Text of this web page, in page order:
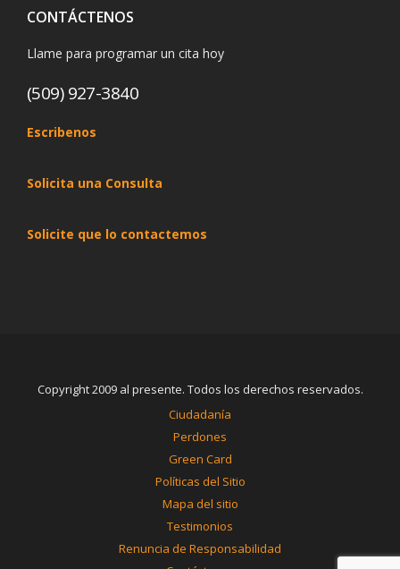
CONTÁCTENOS
Llame para programar un cita hoy
(509) 927-3840
Escribenos
Solicita una Consulta
Solicite que lo contactemos
Copyright 2009 al presente. Todos los derechos reservados.
Ciudadanía
Perdones
Green Card
Políticas del Sitio
Mapa del sitio
Testimonios
Renuncia de Responsabilidad